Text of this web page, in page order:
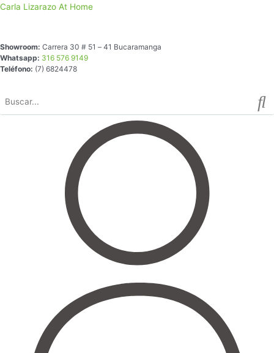
Ir
Carla Lizarazo At Home
Showroom: Carrera 30 # 51 – 41 Bucaramanga
Whatsapp: 316 576 9149
Teléfono: (7) 6824478
Ánfora
negro
Tapa
Dorada
cantidad